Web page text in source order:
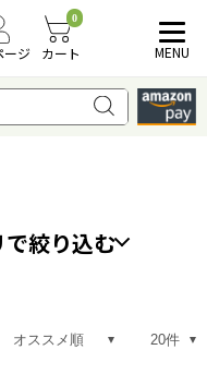
ージ
0
カート MENU
絞り込む